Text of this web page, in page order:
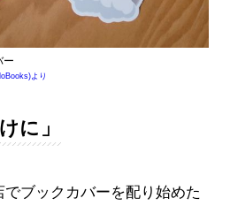
ー
より
に」
ブックカバーを配り始めた